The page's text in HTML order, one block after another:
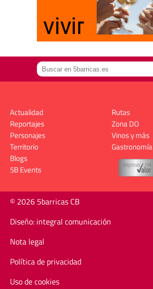
Actualidad
Reportajes
Personajes
Territorio
Rutas
Zona DO
Vinos y más
Gastronomía
Blogs
5B Events
© 2026 5barricas CB
Diseño: integral comunicación
Nota legal
Política de privacidad
Uso de cookies